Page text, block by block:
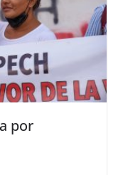
por